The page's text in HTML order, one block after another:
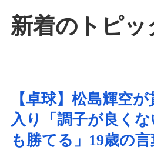
新着のトピッ
【卓球】松島輝空
入り「調子が良く
も勝てる」19歳の